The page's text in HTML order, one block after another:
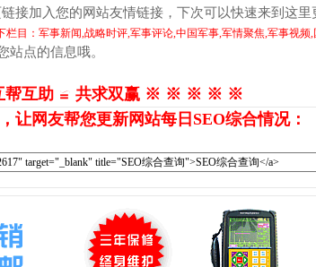
接加入您的网站友情链接，下次可以快速来到这里
目：军事新闻,战略时评,军事评论,中国军事,军情聚焦,军事视频
点的信息哦。
互助 ≌ 共求双赢 ※ ※ ※ ※ ※
让网友帮您更新网站每日SEO综合情况：